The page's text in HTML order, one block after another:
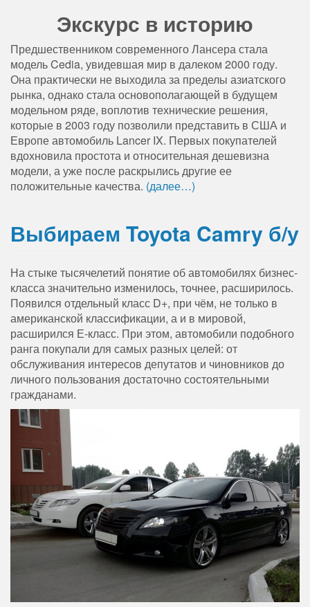
Экскурс в историю
Предшественником современного Лансера стала
модель Cedia, увидевшая мир в далеком 2000 году.
Она практически не выходила за пределы азиатского
рынка, однако стала основополагающей в будущем
модельном ряде, воплотив технические решения,
которые в 2003 году позволили представить в США и
Европе автомобиль Lancer IX. Первых покупателей
вдохновила простота и относительная дешевизна
модели, а уже после раскрылись другие ее
положительные качества. (далее…)
Выбираем Toyota Camry б/у
На стыке тысячелетий понятие об автомобилях бизнес-
класса значительно изменилось, точнее, расширилось.
Появился отдельный класс D+, при чём, не только в
американской классификации, а и в мировой,
расширился Е-класс. При этом, автомобили подобного
ранга покупали для самых разных целей: от
обслуживания интересов депутатов и чиновников до
личного пользования достаточно состоятельными
гражданами.